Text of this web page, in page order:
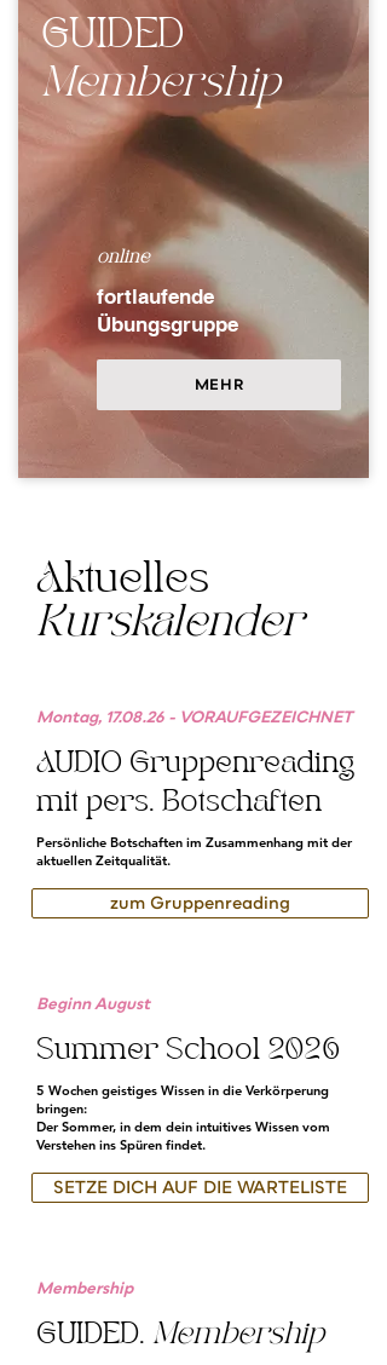
GUIDED
Membership
online
fortlaufende
Übungsgruppe
MEHR
Aktuelles
Kurskalender
Montag, 17.08.26 - VORAUFGEZEICHNET
AUDIO Gruppenreading
mit pers. Botschaften
Persönliche Botschaften im Zusammenhang mit der
aktuellen Zeitqualität.
zum Gruppenreading
Beginn August
Summer School 2026
5 Wochen geistiges Wissen in die Verkörperung
bringen:
Der Sommer, in dem dein intuitives Wissen vom
Verstehen ins Spüren findet.
SETZE DICH AUF DIE WARTELISTE
Membership
GUIDED. Membership